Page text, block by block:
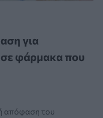
για
φάρμακα που
απόφαση του